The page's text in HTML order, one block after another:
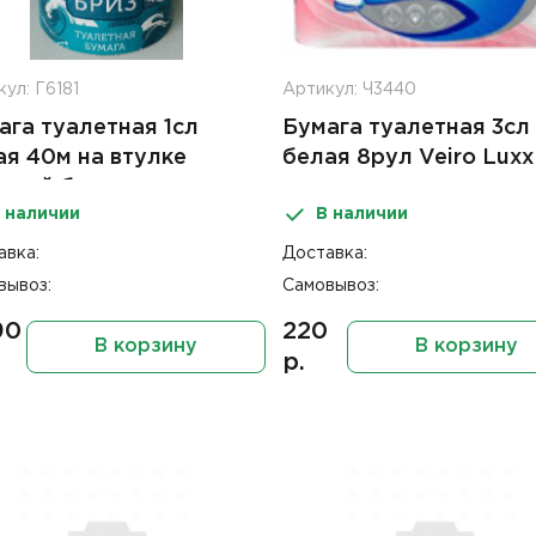
Г6181
туалетная 1сл
40м на втулке
наличии
В корзину
Артикул: Ч3440
Бумага туалетная 3сл
белая 8рул Veiro Luxx
В наличии
Доставка:
Самовывоз:
220
р.
В корзину